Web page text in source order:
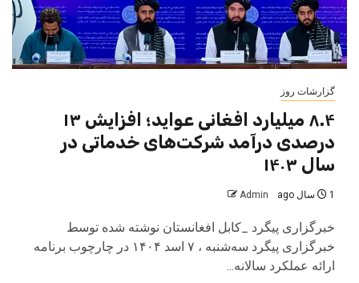
گزارشات روز
۸.۴ میلیارد افغانی عواید؛ افزایش ۱۳
درصدی درآمد شرکت‌های خدماتی در
سال ۱۴۰۳
1 سال ago Admin
خبرگزاری پیگرد _کابل افغانستان نوشته شده توسط
خبرگزاری پیگرد سه‌شنبه ، ۷ اسد ۱۴۰۴ در چارچوب برنامه
ارائه عملکرد سالانه...